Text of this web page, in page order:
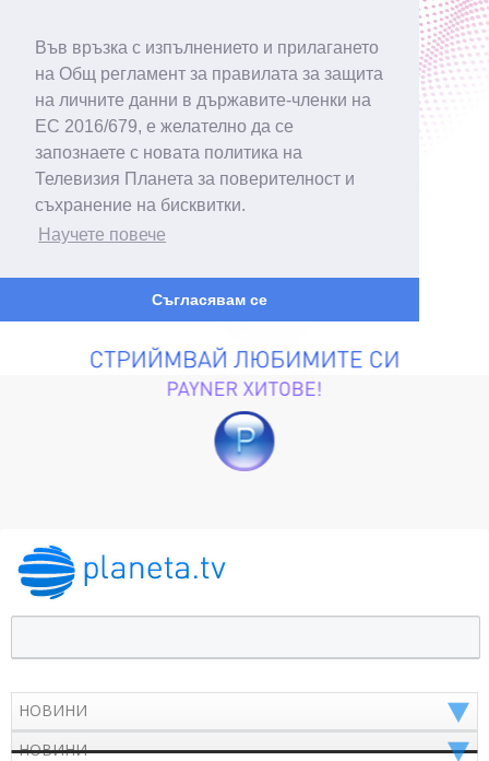
Във връзка с изпълнението и прилагането
на Общ регламент за правилата за защита
на личните данни в държавите-членки на
ЕС 2016/679, е желателно да се
запознаете с новата политика на
Телевизия Планета за поверителност и
съхранение на бисквитки.
Научете повече
Съгласявам се